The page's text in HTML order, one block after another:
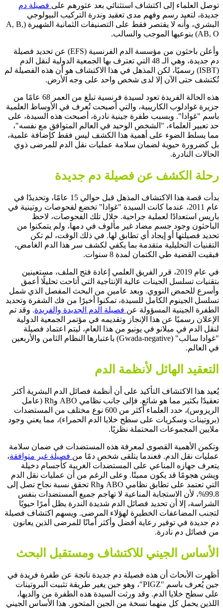
توصل العلماء إلى اكتشاف استثنائي بعد عثورهم علىفصيلة دم
جديدة، لتعيد رسم وفهم مدى تعقيد وندرة التركيب البيولوجي
البشري، وأنه لا يقتصر فقط على التصنيفات الثمانية الشهيرة (A, B,
AB, O) بنوعيها الموجب والسالب.
وأعلن باحثون من مؤسسة الدم الفرنسية (EFS) عن تحديد فصيلة
دم جديدة، وهي الـ 48 التي تعترف بها الجمعية الدولية لنقل الدم
(ISBT) رسميًا، لكن المذهل في هذا الاكتشاف هو أن هذه الفصيلة لم
تُكتشف حتى الآن إلا لدى شخص واحد على وجه الأرض.
هذه الحالة الفريدة تعود لسيدة فرنسية تبلغ من العمر 68 عامًا من
جزيرة غوادلوب الكاريبية، والتي أصبحت تُعرف في الأوساط العلمية
باسم "غوادا". وبسبب طفرة جينية نادرة، أصبحت هذه السيدة، على
حد تعبير العلماء، "الشخص الوحيد في العالم المتوافق مع نفسه"،
مما يسلط الضوء على أهمية هذا الكشف ليس فقط كإضافة علمية،
بل كضرورة حيوية لضمان سلامة عمليات نقل الدم للمرضى ذوي
الحالات النادرة.
رحلة الكشف عن فصيلة دم جديدة
بدأت قصة هذا الاكتشاف المذهل قبل حوالي 15 عامًا، وتحديدًا في
عام 2011، عندما كانت السيدة "غوادا" تخضع لفحوصات روتينية في
باريس استعدادًا لعملية جراحية. خلال تلك الفحوصات، لاحظ
الباحثون وجود جسم مضاد غير مألوف في دمها، ولم يتمكنوا من
تحديد فصيلتها أو إيجاد أي تطابق لها. في ذلك الوقت، لم تكن
التقنيات التحليلية متقدمة بما يكفي لكشف سر هذا الدم الغامض،
فبقيت القضية طي الكتمان لمدة 8 سنوات.
في عام 2019، قرر الفريق العلمي إعادة فتح الملف، مستعينين
بتقنيات تسلسل الجينات عالية الإنتاجية التي أتاحت تحليلًا أعمق
وأسرع للحمض النووي. وبعد عامين من البحث المفصل الذي شمل
تسلسل الجينوم الكامل للسيدة، تمكنوا أخيرًا من فك الشفرة وتحديد
الطفرة الجينية المسؤولة عنفصيلة الدم الجديدة والفريدة. وقد تم
الإعلان رسميًا عن هذا الإنجاز وتقديمه في مؤتمر الجمعية الدولية
لنقل الدم في ميلانو في يونيو من هذا العام، ليتم اعتماد فصيلة
"غوادا سالب" (Gwada-negative) باعتبارها النظام الثامن والأربعين
في العالم.
التعقيد الهائل لأنظمة الدم
يُعيد هذا الاكتشاف التأكيد على أن أنظمة فصائل الدم البشرية أكثر
تعقيدًا بكثير مما هو شائع. فإلى جانب نظامي ABO وRh (عامل
الريزوس)، حدد العلماء أكثر من 600 نوع مختلف من المستضدات
(بروتينات وسكريات على سطح خلايا الدم الحمراء)، مما يعني وجود
ملايين المجموعات المحتملة نظريًا.
وتكمن الأهمية القصوى لمعرفة هذه المستضدات في ضمان سلامة
عمليات نقل الدم. فعندما يتلقى شخص دمًا منفصيلة غير متوافقة،
يتعرف جهازه المناعي على المستضدات الغريبة كأجسام دخيلة
ويشن هجومًا قد يكون مميتًا. وعلى الرغم من أن عمليات نقل الدم
التي تعتمد على تطابق نظامي ABO وRh تحقق نسبة نجاح تصل إلى
99.8%، لأن الاستجابة المناعية لا تهاجم جميع المستضدات بنفس
الشراسة، إلا أن تحديد فصائل الدم شديدة الندرة يظل أمرًا حيويًا
لتجنب المضاعفات الخطيرة لهؤلاء المرضى. ويسهم اكتشاف فصيلة
دم جديدة في توفير رعاية أفضل وأكثر أمانًا للمرضى الذين يعانون
من فصائل دم نادرة.
الأساس الجيني للاكتشاف ومستقبل البحث
أظهرت الأبحاث أن هذه فصيلة دم جديدة ناتجة عن طفرة فريدة في
جين يُعرف باسم "PIGZ"، وهو جين يغير طريقة تثبيت البروتينات
على سطح خلايا الدم. وقد ورثت السيدة هذه الطفرة من والديها،
اللذين يحمل كل منهما نسخة من الجين المتحور. هذا الأساس الجيني